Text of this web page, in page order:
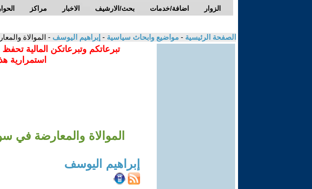
مراكز الاخبار بحث/الارشيف اضافة/خدمات الزوار
الصفحة الرئيسية - مواضيع وابحاث سياسية - إبراهيم اليوسف - الموالاة
تبرعاتكم وتبرعاتكن المالية
استمرارية
الموالاة والمعارضة في
إبراهيم اليوسف